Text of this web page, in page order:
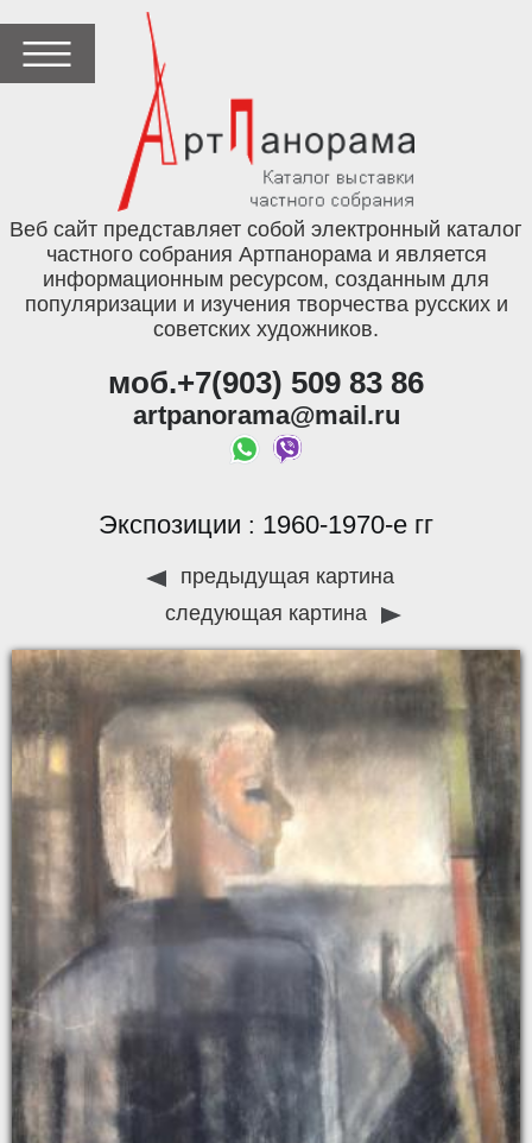
Веб сайт представляет собой электронный каталог
частного собрания Артпанорама и является
информационным ресурсом, созданным для
популяризации и изучения творчества русских и
советских художников.
моб.+7(903) 509 83 86
artpanorama@mail.ru
Экспозиции : 1960-1970-е гг
предыдущая картина
следующая картина